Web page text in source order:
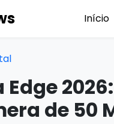
Início
de 50